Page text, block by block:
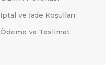
İptal ve İade Koşulları
Ödeme ve Teslimat